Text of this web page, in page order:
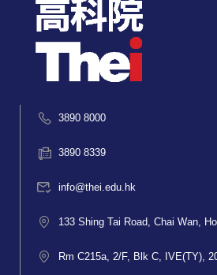
3890 8000
3890 8339
info@thei.edu.hk
133 Shing Tai Road, Chai Wan,
Rm C215a, 2/F, Blk C, IVE(TY),